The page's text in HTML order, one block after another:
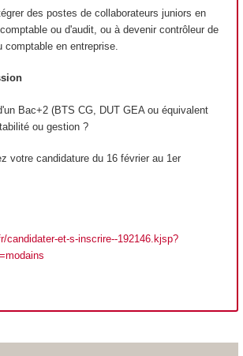
des postes de collaborateurs juniors en
ou d'audit, ou à devenir contrôleur de
en entreprise.
Bac+2 (BTS CG, DUT GEA ou équivalent
ou gestion ?
votre candidature du 16 février au 1er
candidater-et-s-inscrire--192146.kjsp?